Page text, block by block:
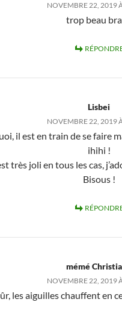
NOVEMBRE 22, 2019
trop beau
Lisbei
NOVEMBRE 22, 2019
il est en train de se faire
ihihi !
très joli en tous les cas,
Bisous !
mémé
NOVEMBRE 22, 2019
les aiguilles chauffent en